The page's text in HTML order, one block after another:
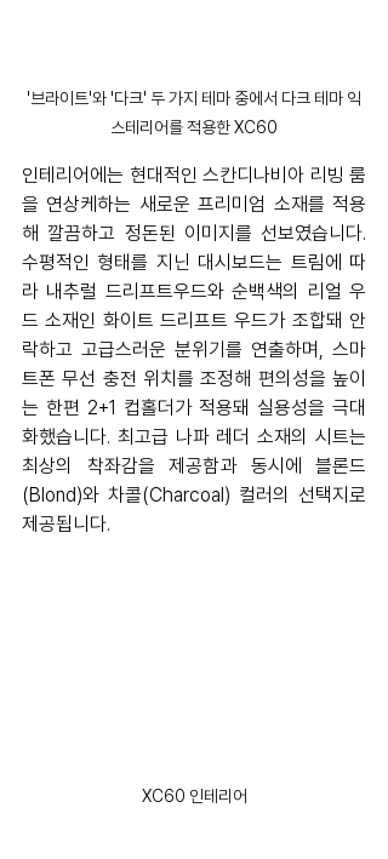
'브라이트'와 '다크' 두 가지 테마 중에서 다크 테마 익
스테리어를 적용한 XC60
인테리어에는 현대적인 스칸디나비아 리빙 룸
을 연상케하는 새로운 프리미엄 소재를 적용
해 깔끔하고 정돈된 이미지를 선보였습니다.
수평적인 형태를 지닌 대시보드는 트림에 따
라 내추럴 드리프트우드와 순백색의 리얼 우
드 소재인 화이트 드리프트 우드가 조합돼 안
락하고 고급스러운 분위기를 연출하며, 스마
트폰 무선 충전 위치를 조정해 편의성을 높이
는 한편 2+1 컵홀더가 적용돼 실용성을 극대
화했습니다. 최고급 나파 레더 소재의 시트는
최상의 착좌감을 제공함과 동시에 블론드
(Blond)와 차콜(Charcoal) 컬러의 선택지로
제공됩니다.
XC60 인테리어